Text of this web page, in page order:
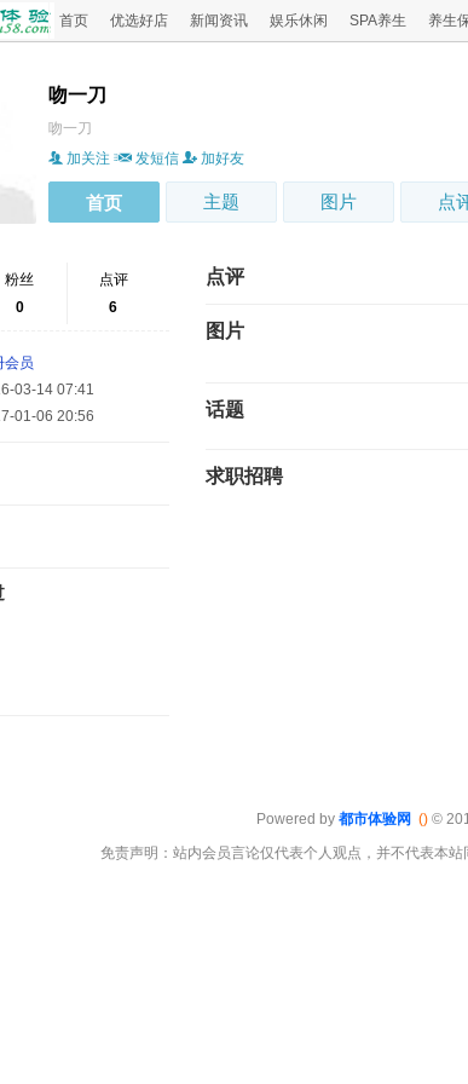
首页 优选好店 新闻资讯 娱乐休闲 SPA养生 养生
吻一刀
吻一刀
加关注
发短信 加好友
首页 主题 图片 点
粉丝
0
点评
6
会员
03-14 07:41
01-06 20:56
点评
图片
话题
求职招聘
Powered by 都市体验网 ()©
免责声明：站内会员言论仅代表个人观点，并不代表本